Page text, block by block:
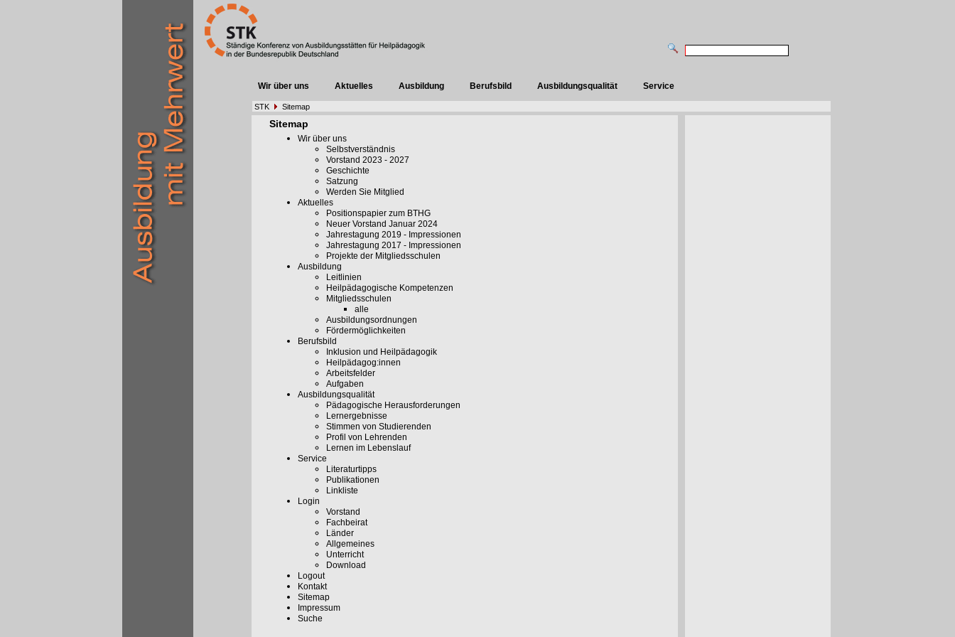
Wir über uns Aktuelles Ausbildung Berufsbild Ausbildungsqualität Service
STK Sitemap
Sitemap
Wir über uns
Selbstverständnis
Vorstand 2023 - 2027
Geschichte
Satzung
Werden Sie Mitglied
Aktuelles
Positionspapier zum BTHG
Neuer Vorstand Januar 2024
Jahrestagung 2019 - Impressionen
Jahrestagung 2017 - Impressionen
Projekte der Mitgliedsschulen
Ausbildung
Leitlinien
Heilpädagogische Kompetenzen
Mitgliedsschulen
alle
Ausbildungsordnungen
Fördermöglichkeiten
Berufsbild
Inklusion und Heilpädagogik
Heilpädagog:innen
Arbeitsfelder
Aufgaben
Ausbildungsqualität
Pädagogische Herausforderungen
Lernergebnisse
Stimmen von Studierenden
Profil von Lehrenden
Lernen im Lebenslauf
Service
Literaturtipps
Publikationen
Linkliste
Login
Vorstand
Fachbeirat
Länder
Allgemeines
Unterricht
Download
Logout
Kontakt
Sitemap
Impressum
Suche